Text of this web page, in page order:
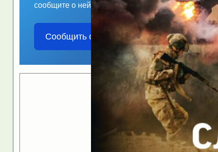
сообщите о ней!
Сообщить о проблеме